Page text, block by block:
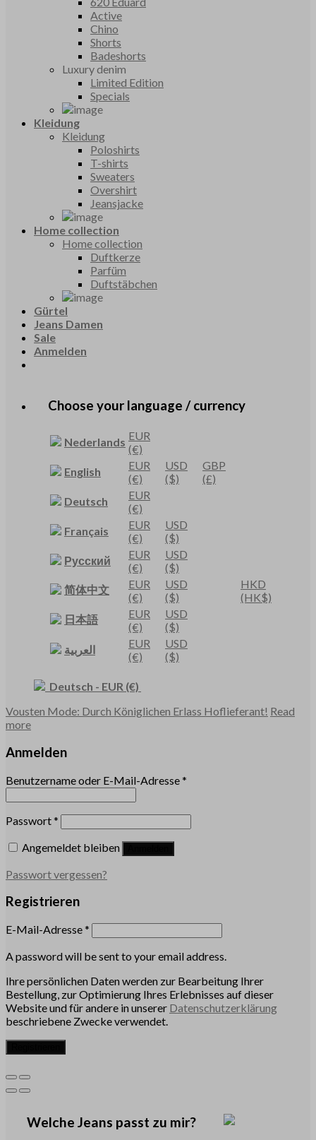
Active
Chino
Shorts
Badeshorts
Luxury denim
Limited Edition
Specials
Kleidung
Kleidung
Poloshirts
T-shirts
Sweaters
Overshirt
Jeansjacke
Home collection
Home collection
Duftkerze
Parfüm
Duftstäbchen
Gürtel
Jeans Damen
Sale
Anmelden
Choose your language / currency
Nederlands EUR
(€)
English
EUR
(€)
USD
($)
GBP
(£)
Deutsch
EUR
(€)
Français
EUR
(€)
USD
($)
Русский
EUR
(€)
USD
($)
简体中文
EUR
(€)
USD
($)
HKD
(HK$)
日本語
EUR
(€)
USD
($)
العربية
EUR
(€)
USD
($)
Deutsch - EUR (€)
Vousten Mode: Durch Königlichen Erlass Hoflieferant! Read
more
Anmelden
Benutzername oder E-Mail-Adresse*
Passwort*
Angemeldet bleiben
Passwort vergessen?
Registrieren
E-Mail-Adresse*
A password will be sent to your email address.
Ihre persönlichen Daten werden zur Bearbeitung Ihrer
Bestellung, zur Optimierung Ihres Erlebnisses auf dieser
Website und für andere in unserer Datenschutzerklärung
beschriebene Zwecke verwendet.
Welche Jeans passt zu mir?